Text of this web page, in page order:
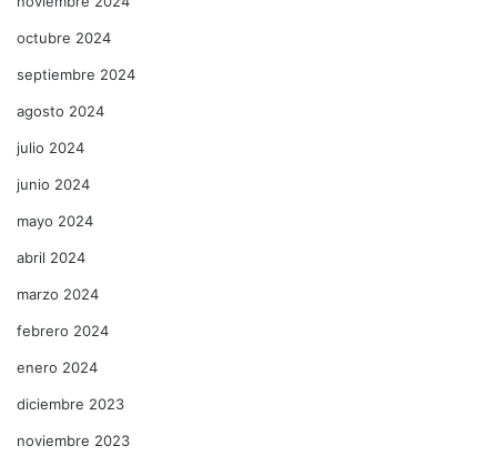
octubre 2024
septiembre 2024
agosto 2024
julio 2024
junio 2024
mayo 2024
abril 2024
marzo 2024
febrero 2024
enero 2024
diciembre 2023
noviembre 2023